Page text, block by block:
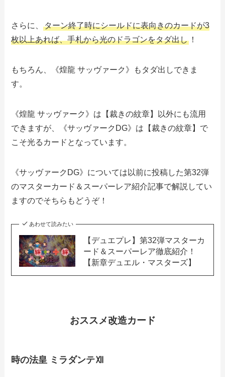
さらに、ターン終了時にシールドに表向きのカードが3
枚以上あれば、手札から光のドラゴンをタダ出し ！
もちろん、《煌龍 サッヴァーク》もタダ出しできま
す。
《煌龍 サッヴァーク》は【裁きの紋章】以外にも流用
できますが、《サッヴァークDG》は【裁きの紋章】で
こそ光るカードとなっています。
《サッヴァークDG》については以前に投稿した第32弾
のマスターカード＆スーパーレア紹介記事で解説してい
ますのでそちらもどうぞ！
あわせて読みたい
【デュエプレ】第32弾マスターカ
ード＆スーパーレア徹底紹介！
【新章デュエル・マスターズ】
おススメ改造カード
時の法皇 ミラダンテⅫ